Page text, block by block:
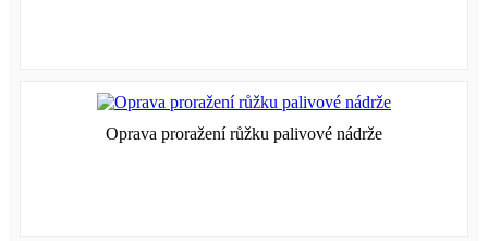
Oprava proražení růžku palivové nádrže